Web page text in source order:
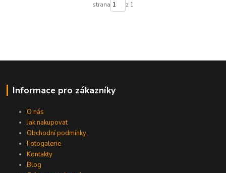
strana z 1
Informace pro zákazníky
O nás
Jak nakupovat
Obchodní podmínky
Fotogalerie
Kontakty
Blog